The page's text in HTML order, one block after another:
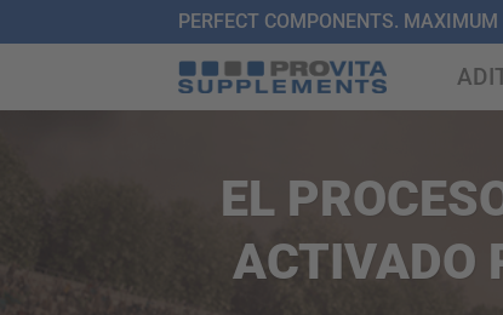
PERFECT COMPONENTS. MAXIMUM
EL
ACTIVADO